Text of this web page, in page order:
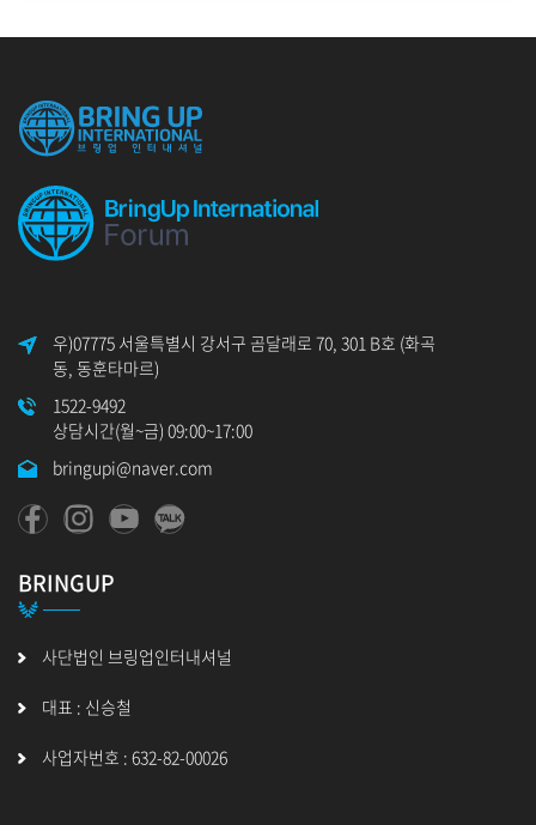
우)07775 서울특별시 강서구 곰달래로 70, 301 B호 (화곡
동, 동훈타마르)
1522-9492
상담시간(월~금) 09:00~17:00
bringupi@naver.com
BRINGUP
사단법인 브링업인터내셔널
대표 : 신승철
사업자번호 : 632-82-00026